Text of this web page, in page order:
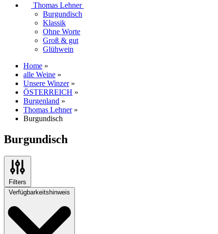
Thomas Lehner
Burgundisch
Klassik
Ohne Worte
Groß & gut
Glühwein
Home »
alle Weine »
Unsere Winzer »
ÖSTERREICH »
Burgenland »
Thomas Lehner »
Burgundisch
Burgundisch
Filters
Verfügbarkeitshinweis